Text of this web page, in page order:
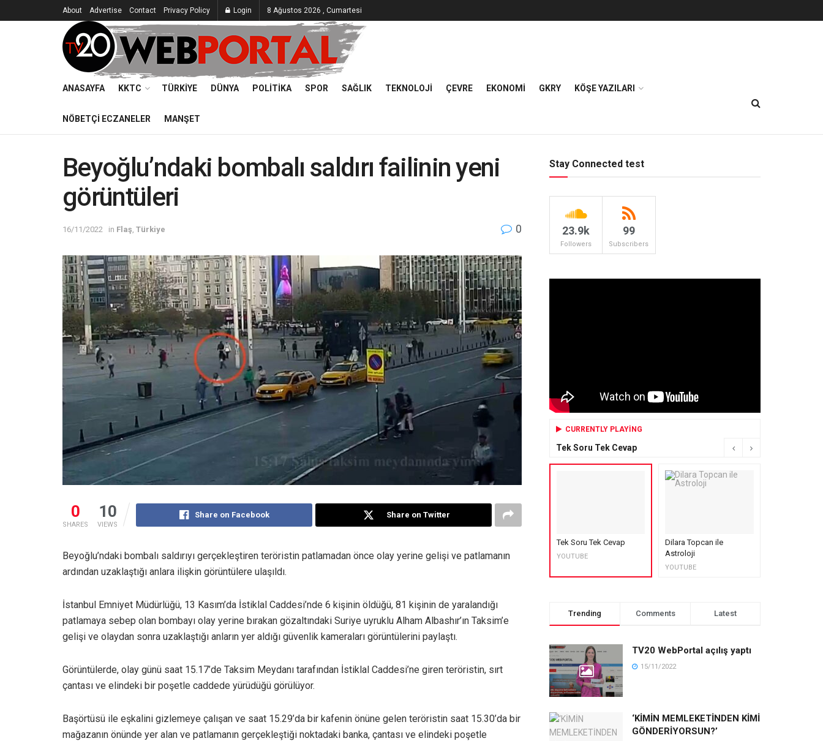
About Advertise Contact Privacy Policy Login 8 Ağustos 2026 , Cumartesi
ANASAYFA KKTC TÜRKIYE DÜNYA POLITIKA SPOR SAĞLIK TEKNOLOJI ÇEVRE EKONOMI GKRY KÖŞE YAZILARI
NÖBETÇI ECZANELER MANŞET
Beyoğlu’ndaki bombalı saldırı failinin yeni
görüntüleri
16/11/2022 in Flaş Türkiye 0
0
SHARES
10
VIEWS
Share on Facebook Share on Twitter
Beyoğlu’ndaki bombalı saldırıyı gerçekleştiren teröristin patlamadan önce olay yerine gelişi ve patlamanın
ardından uzaklaştığı anlara ilişkin görüntülere ulaşıldı.
İstanbul Emniyet Müdürlüğü, 13 Kasım’da İstiklal Caddesi’nde 6 kişinin öldüğü, 81 kişinin de yaralandığı
patlamaya sebep olan bombayı olay yerine bırakan gözaltındaki Suriye uyruklu Alham Albashır’ın Taksim’e
gelişi ve olaydan sonra uzaklaştığı anların yer aldığı güvenlik kameraları görüntülerini paylaştı.
Görüntülerde, olay günü saat 15.17’de Taksim Meydanı tarafından İstiklal Caddesi’ne giren teröristin, sırt
çantası ve elindeki bir poşetle caddede yürüdüğü görülüyor.
Başörtüsü ile eşkalini gizlemeye çalışan ve saat 15.29’da bir kafenin önüne gelen teröristin saat 15.30’da bir
mağazanın önünde yer alan ve patlamanın gerçekleştiği noktadaki banka, çantası ve elindeki poşetle
Stay Connected test
23.9k
Followers
99
Subscribers
CURRENTLY PLAYING
Tek Soru Tek Cevap
Tek Soru Tek Cevap
YOUTUBE
Dilara Topcan ile
Astroloji
YOUTUBE
Trending Comments Latest
TV20 WebPortal açılış yaptı
15/11/2022
‘KİMİN MEMLEKETİNDEN KİMİ
GÖNDERİYORSUN?’